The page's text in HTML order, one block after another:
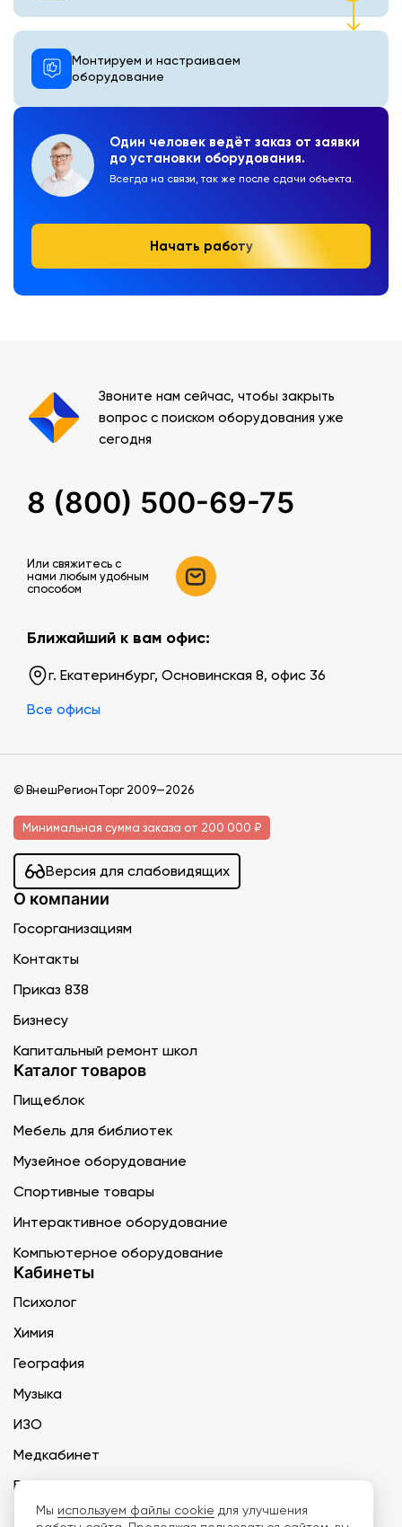
Один человек ведёт заказ от заявки
до установки оборудования.
Всегда на связи, так же после сдачи объекта.
Начать работу
Монтируем и настраиваем
оборудование
Звоните нам сейчас, чтобы закрыть
вопрос с поиском оборудования уже
сегодня
8 (800) 500-69-75
Или свяжитесь c
нами любым удобным
способом
Ближайший к вам офис:
г. Екатеринбург, Основинская 8, офис 36
Все офисы
© ВнешРегионТорг 2009—2026
Минимальная сумма заказа от 200 000 ₽
Версия для слабовидящих
О компании
Госорганизациям
Контакты
Приказ 838
Бизнесу
Капитальный ремонт школ
Каталог товаров
Пищеблок
Мебель для библиотек
Музейное оборудование
Спортивные товары
Интерактивное оборудование
Компьютерное оборудование
Кабинеты
Психолог
Химия
География
Музыка
ИЗО
Медкабинет
Биология и экология
Технология
Мы используем файлы cookie для улучшения